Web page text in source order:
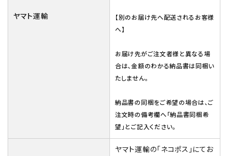
ヤマト運輸
【別のお届け先へ配送されるお客様
へ】
お届け先がご注文者様と異なる場
合は、金額のわかる納品書は同梱い
たしません。
納品書の同梱をご希望の場合は、ご
注文時の備考欄へ「納品書同梱希
望」とご記入ください。
ヤマト運輸の「ネコポス」にてお